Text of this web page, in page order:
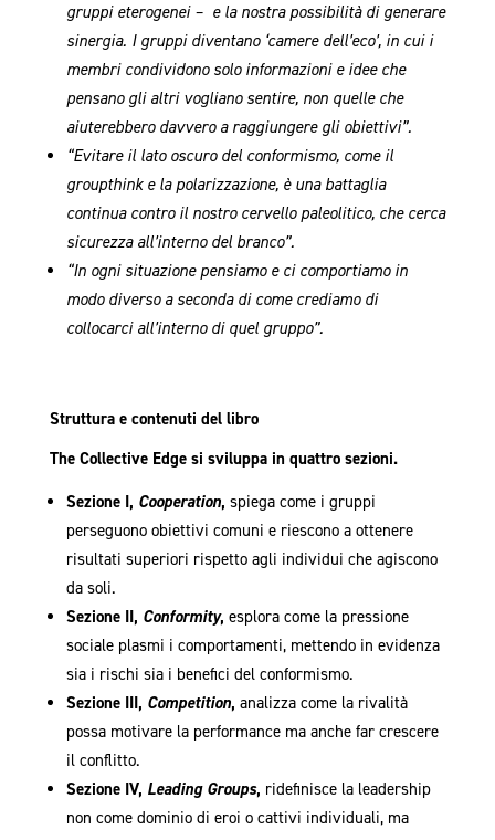
gruppi eterogenei – e la nostra possibilità di generare
sinergia. I gruppi diventano ‘camere dell’eco’, in cui i
membri condividono solo informazioni e idee che
pensano gli altri vogliano sentire, non quelle che
aiuterebbero davvero a raggiungere gli obiettivi”.
“Evitare il lato oscuro del conformismo, come il
groupthink e la polarizzazione, è una battaglia
continua contro il nostro cervello paleolitico, che cerca
sicurezza all’interno del branco”.
“In ogni situazione pensiamo e ci comportiamo in
modo diverso a seconda di come crediamo di
collocarci all’interno di quel gruppo”.
Struttura e contenuti del libro
The Collective Edge si sviluppa in quattro sezioni.
Sezione I, Cooperation, spiega come i gruppi
perseguono obiettivi comuni e riescono a ottenere
risultati superiori rispetto agli individui che agiscono
da soli.
Sezione II, Conformity, esplora come la pressione
sociale plasmi i comportamenti, mettendo in evidenza
sia i rischi sia i benefici del conformismo.
Sezione III, Competition, analizza come la rivalità
possa motivare la performance ma anche far crescere
il conflitto.
Sezione IV, Leading Groups, ridefinisce la leadership
non come dominio di eroi o cattivi individuali, ma